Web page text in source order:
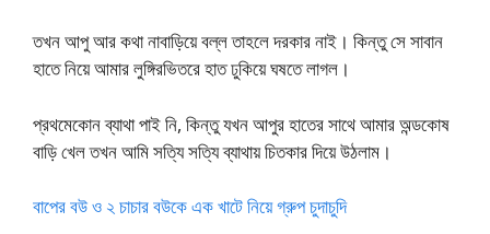
তখন আপু আর কথা নাবাড়িয়ে বল্ল তাহলে দরকার নাই। কিন্তু সে সাবান
হাতে নিয়ে আমার লুঙ্গিরভিতরে হাত ঢুকিয়ে ঘষতে লাগল।
প্রথমেকোন ব্যাথা পাই নি, কিন্তু যখন আপুর হাতের সাথে আমার অন্ডকোষ
বাড়ি খেল তখন আমি সত্যি সত্যি ব্যাথায় চিতকার দিয়ে উঠলাম।
বাপের বউ ও ২ চাচার বউকে এক খাটে নিয়ে গ্রুপ চুদাচুদি